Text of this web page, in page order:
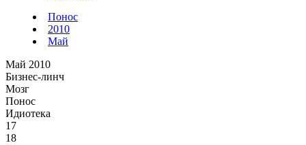
Понос
2010
Май
Май 2010
Бизнес-линч
Мозг
Понос
Идиотека
17
18